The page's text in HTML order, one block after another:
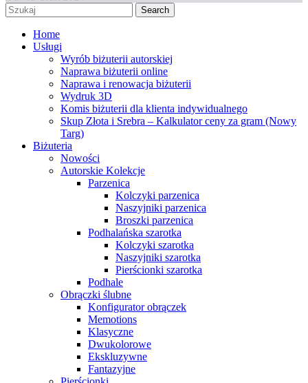
Search
Home
Usługi
Wyrób biżuterii autorskiej
Naprawa biżuterii online
Naprawa i renowacja biżuterii
Wydruk 3D
Komis biżuterii dla klienta indywidualnego
Skup Złota i Srebra – Kalkulator ceny za gram (Nowy
Targ)
Biżuteria
Nowości
Autorskie Kolekcje
Parzenica
Kolczyki parzenica
Naszyjniki parzenica
Broszki parzenica
Podhalańska szarotka
Kolczyki szarotka
Naszyjniki szarotka
Pierścionki szarotka
Podhale
Obrączki ślubne
Konfigurator obrączek
Memotions
Klasyczne
Dwukolorowe
Ekskluzywne
Fantazyjne